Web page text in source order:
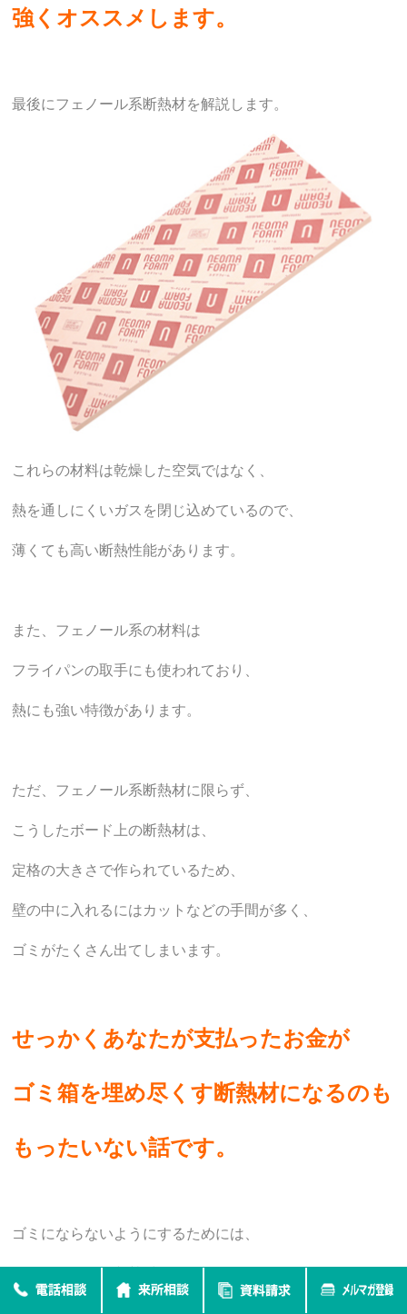
強くオススメします。
最後にフェノール系断熱材を解説します。
これらの材料は乾燥した空気ではなく、
熱を通しにくいガスを閉じ込めているので、
薄くても高い断熱性能があります。
また、フェノール系の材料は
フライパンの取手にも使われており、
熱にも強い特徴があります。
ただ、フェノール系断熱材に限らず、
こうしたボード上の断熱材は、
定格の大きさで作られているため、
壁の中に入れるにはカットなどの手間が多く、
ゴミがたくさん出てしまいます。
せっかくあなたが支払ったお金が
ゴミ箱を埋め尽くす断熱材になるのも
もったいない話です。
ゴミにならないようにするためには、
こうしたボード断熱材は